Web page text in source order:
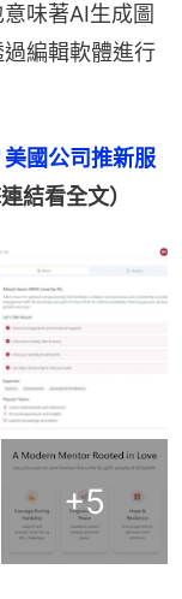
味著AI生成圖
編輯軟體進行
國公司推新服
連結看全文）
+5